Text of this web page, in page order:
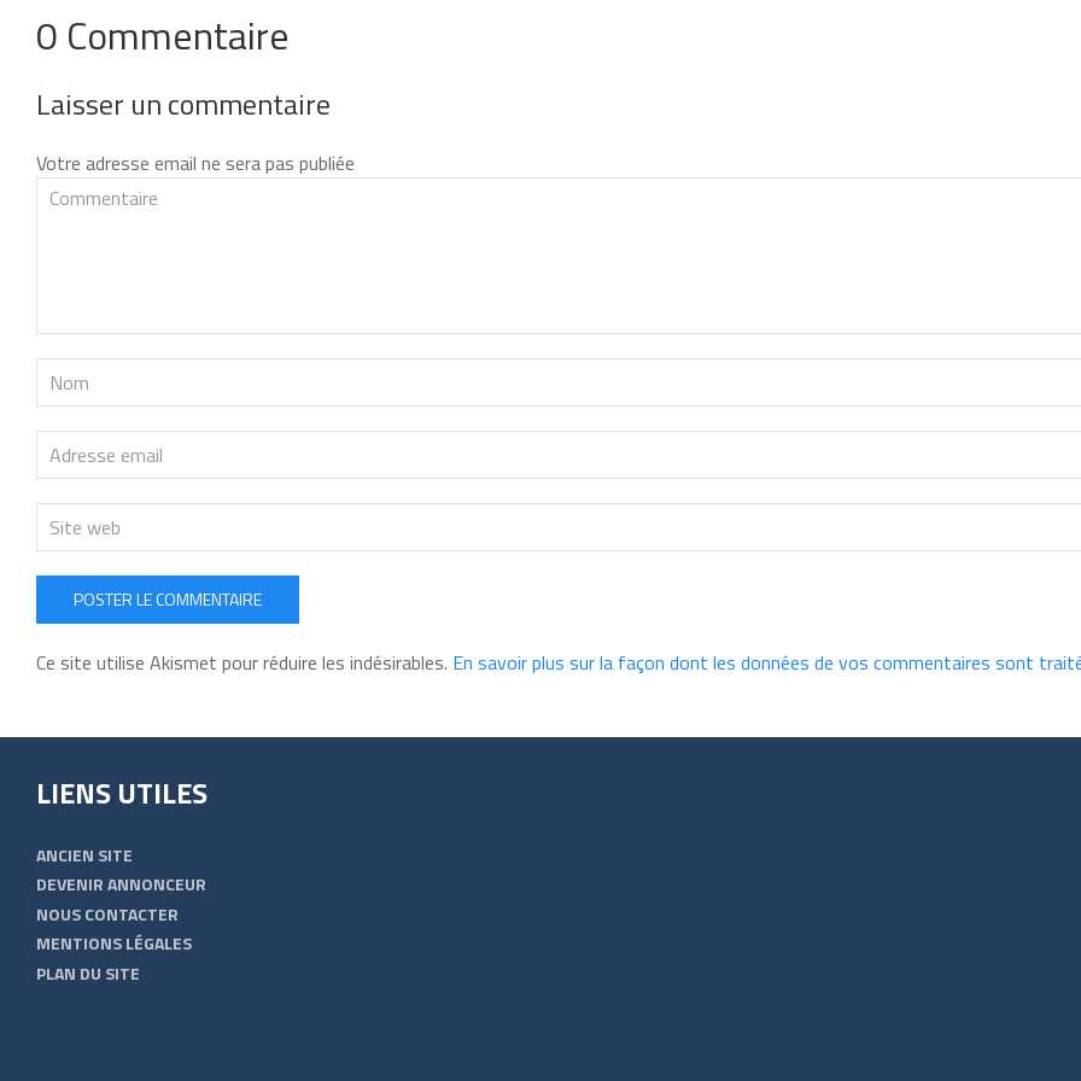
0 Commentaire
Laisser un commentaire
Votre adresse email ne sera pas publiée
POSTER LE COMMENTAIRE
Ce site utilise Akismet pour réduire les indésirables. En savoir plus sur la façon dont les données de vos commentaires sont
LIENS UTILES
ANCIEN SITE
DEVENIR ANNONCEUR
NOUS CONTACTER
MENTIONS LÉGALES
PLAN DU SITE